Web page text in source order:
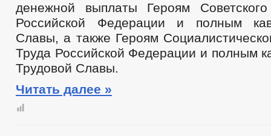
денежной выплаты Героям
Российской Федерации и полным
Славы, а также Героям
Труда Российской Федерации и полным
Трудовой Славы.
Читать далее »